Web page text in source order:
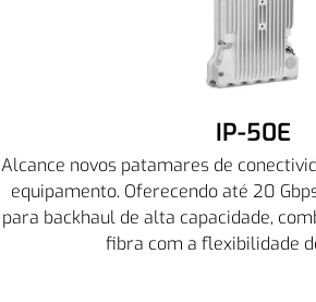
IP-50E
Alcance novos patamares de
equipamento. Oferecendo até 20
para backhaul de alta capacidade,
fibra com a flexibilidade